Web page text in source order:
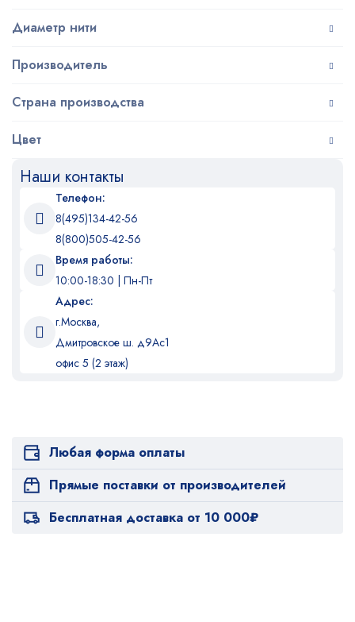
Диаметр нити
Производитель
Страна производства
Цвет
Наши контакты
Телефон:
8(495)134-42-56
8(800)505-42-56
Время работы:
10:00-18:30 | Пн-Пт
Адрес:
г.Москва,
Дмитровское ш. д9Ас1
офис 5 (2 этаж)
Любая форма оплаты
Прямые поставки от производителей
Бесплатная доставка от 10 000₽